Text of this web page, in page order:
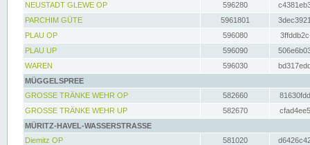
NEUSTADT GLEWE OP
596280
PARCHIM GÜTE
5961801
PLAU OP
596080
PLAU UP
596090
WAREN
596030
MÜGGELSPREE
GROSSE TRÄNKE WEHR OP
582660
GROSSE TRÄNKE WEHR UP
582670
MÜRITZ-HAVEL-WASSERSTRASSE
Diemitz OP
581020